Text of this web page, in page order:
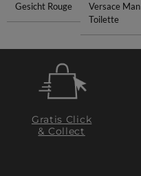
Gesicht Rouge
Versace Man
Toilette
Gratis Click
& Collect